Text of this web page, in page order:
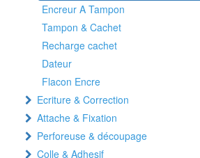
Encreur A Tampon
Tampon & Cachet
Recharge cachet
Dateur
Flacon Encre
Ecriture & Correction
Attache & Fixation
Perforeuse & découpage
Colle & Adhesif